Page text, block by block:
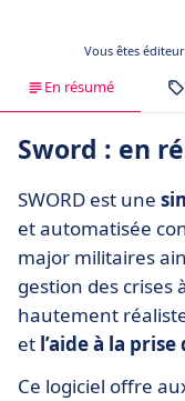
Vous êtes
En résumé
Sword : en
SWORD est une
et automatisée
major militaires
gestion des crises
hautement
et l’aide à la
Ce logiciel offre